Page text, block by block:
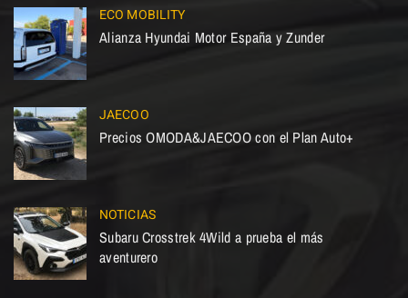
ECO MOBILITY
Alianza Hyundai Motor España y Zunder
JAECOO
Precios OMODA&JAECOO con el Plan Auto+
NOTICIAS
Subaru Crosstrek 4Wild a prueba el más
aventurero